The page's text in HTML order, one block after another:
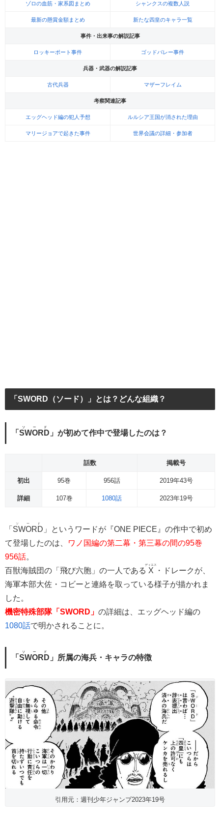
ゾロの血筋・家系図まとめ シャンクスの複数人説
最新の懸賞金額まとめ 新たな四皇のキャラ一覧
事件・出来事の解説記事
ロッキーポート事件 ゴッドバレー事件
兵器・武器の解説記事
古代兵器 マザーフレイム
考察関連記事
エッグヘッド編の犯人予想 ルルシア王国が消された理由
マリージョアで起きた事件 世界会議の詳細・参加者
「SWORD（ソード）」とは？どんな組織？
「 SWORD
ソード
」が初めて作中で登場したのは？
話数 掲載号
初出 95巻 956話 2019年43号
詳細 107巻 1080話 2023年19号
「 SWORD
ソード
」というワードが『ONE PIECE』の作中で初め
て登場したのは、
ワノ国編の第二幕・第三幕の間の95巻
956話。
百獣海賊団の「飛び六胞」の一人である X
ディエス
・ドレークが、
海軍本部大佐・コビーと連絡を取っている様子が描かれま
した。
機密特殊部隊「SWORD」 の詳細は、エッグヘッド編の
1080話で明かされることに。
「 SWORD
ソード
」所属の海兵・キャラの特徴
引用元：週刊少年ジャンプ2023年19号